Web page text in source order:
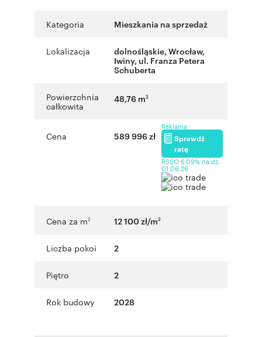
Kategoria Mieszkania na sprzedaż
Lokalizacja dolnośląskie, Wrocław,
Iwiny, ul. Franza Petera
Schuberta
Powierzchnia
całkowita
48,76 m2
Cena 589 996 zł
Reklama
Sprawdź
ratę
RSSO 6,09% na dz.
01.06.26
Cena za m2 12 100 zł/m2
Liczba pokoi 2
Piętro 2
Rok budowy 2028